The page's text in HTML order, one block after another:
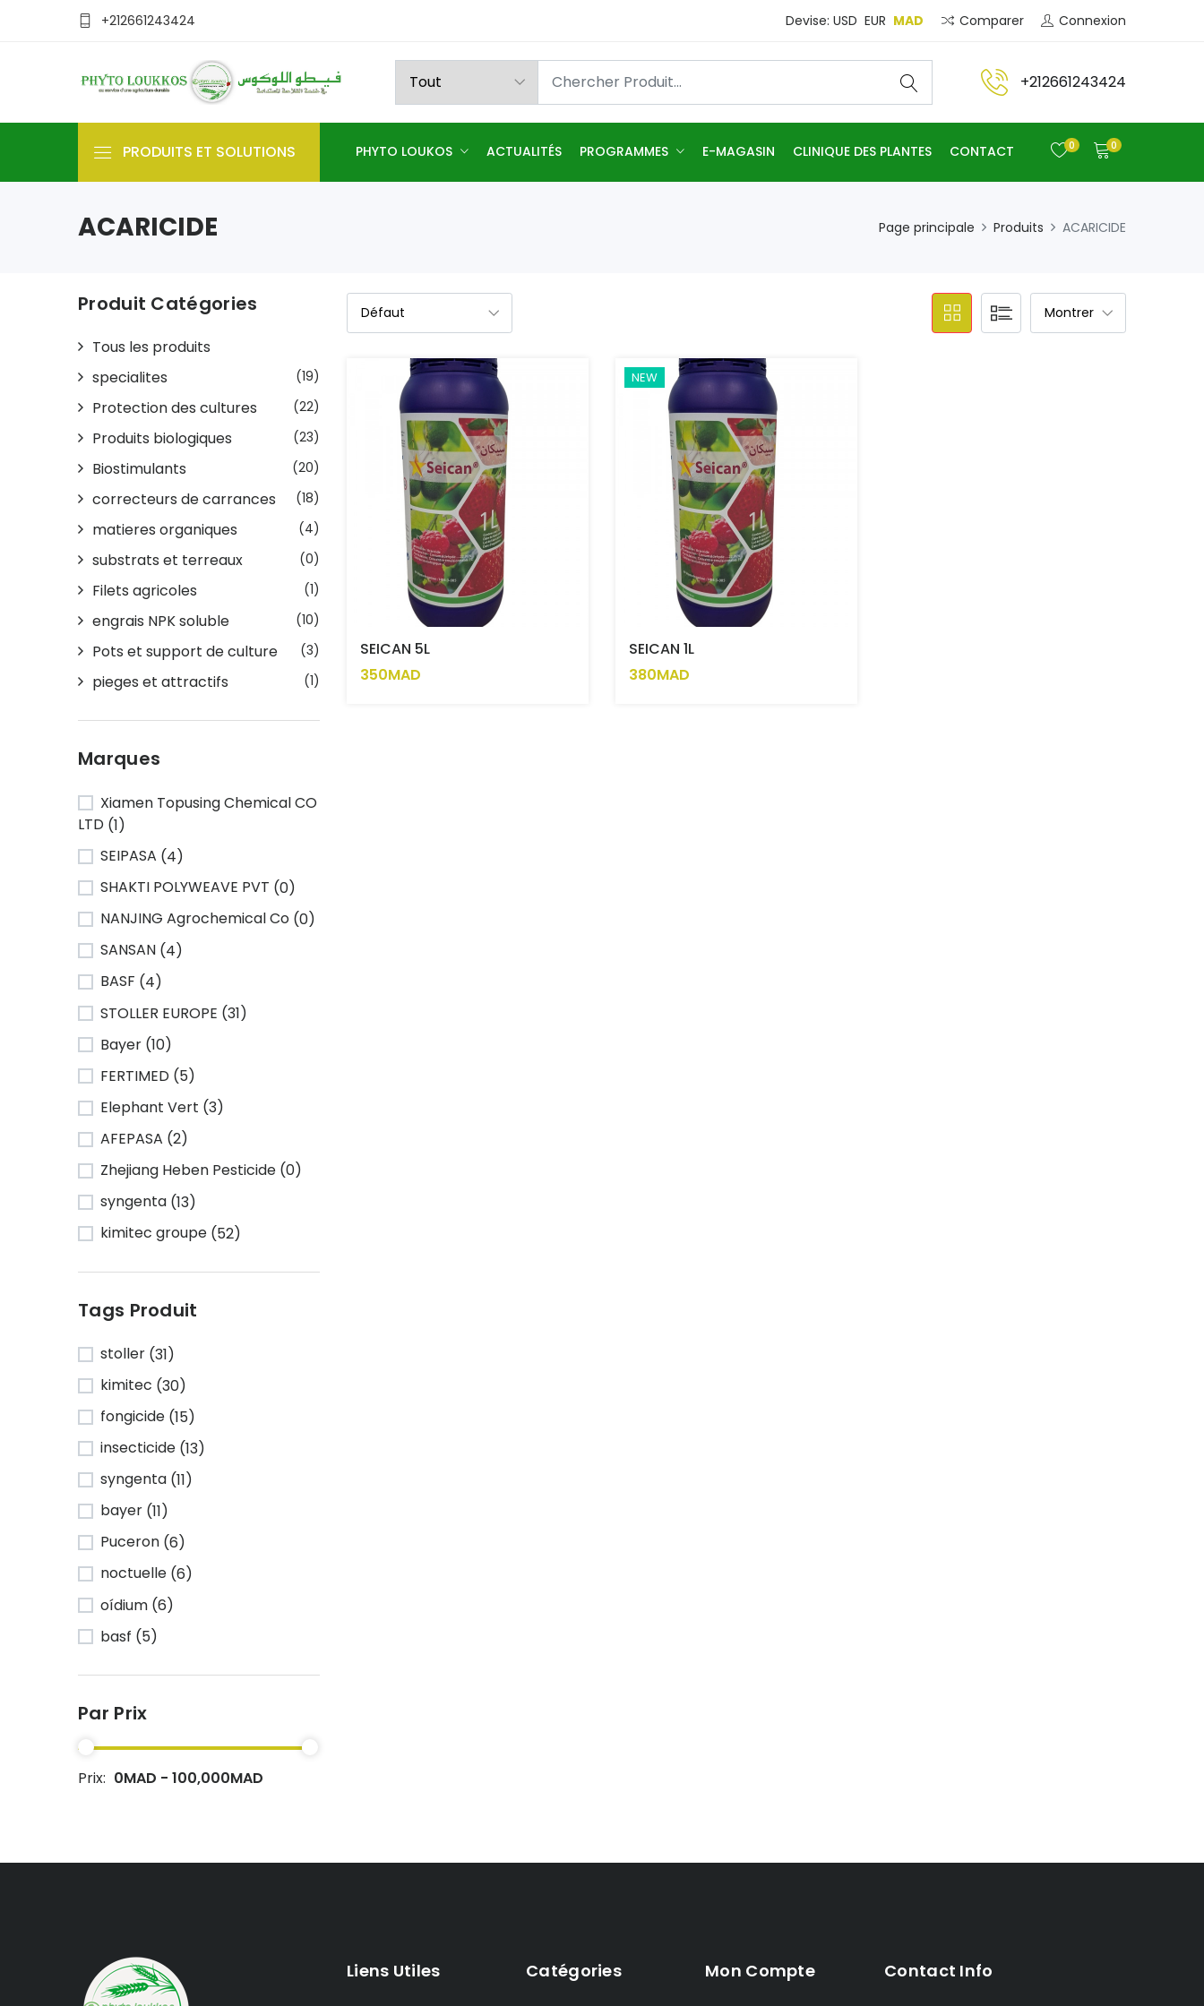
+212661243424 Devise: USD EUR MAD Comparer Connexion
+212661243424
PRODUITS ET SOLUTIONS PHYTO LOUKOS ACTUALITÉS PROGRAMMES E-MAGASIN CLINIQUE DES PLANTES CONTACT 0 0
ACARICIDE Page principale Produits ACARICIDE
SEICAN 5L
350MAD
NEW
SEICAN 1L
380MAD
Produit Catégories
Tous les produits
specialites
(19)
Protection des cultures (22)
Produits biologiques (23)
Biostimulants (20)
correcteurs de carrances (18)
matieres organiques (4)
substrats et terreaux (0)
Filets agricoles (1)
engrais NPK soluble (10)
Pots et support de culture (3)
pieges et attractifs (1)
Marques
Xiamen Topusing Chemical CO
LTD (1)
SEIPASA (4)
SHAKTI POLYWEAVE PVT (0)
NANJING Agrochemical Co (0)
SANSAN (4)
BASF (4)
STOLLER EUROPE (31)
Bayer (10)
FERTIMED (5)
Elephant Vert (3)
AFEPASA (2)
Zhejiang Heben Pesticide (0)
syngenta (13)
kimitec groupe (52)
Tags Produit
stoller (31)
kimitec (30)
fongicide (15)
insecticide (13)
syngenta (11)
bayer (11)
Puceron (6)
noctuelle (6)
oídium (6)
basf (5)
Par Prix
Prix: 0MAD - 100,000MAD
Liens Utiles Catégories Mon Compte Contact Info